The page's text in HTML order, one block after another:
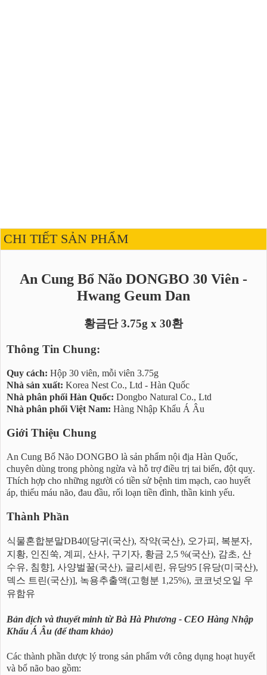
CHI TIẾT SẢN PHẨM
An Cung Bổ Não DONGBO 30 Viên -
Hwang Geum Dan
황금단 3.75g x 30환
Thông Tin Chung:
Quy cách: Hộp 30 viên, mỗi viên 3.75g
Nhà sản xuất: Korea Nest Co., Ltd - Hàn Quốc
Nhà phân phối Hàn Quốc: Dongbo Natural Co., Ltd
Nhà phân phối Việt Nam: Hàng Nhập Khẩu Á Âu
Giới Thiệu Chung
An Cung Bổ Não DONGBO là sản phẩm nội địa Hàn Quốc,
chuyên dùng trong phòng ngừa và hỗ trợ điều trị tai biến, đột quỵ.
Thích hợp cho những người có tiền sử bệnh tim mạch, cao huyết
áp, thiếu máu não, đau đầu, rối loạn tiền đình, thần kinh yếu.
Thành Phần
식물혼합분말DB40[당귀(국산), 작약(국산), 오가피, 복분자,
지황, 인진쑥, 계피, 산사, 구기자, 황금 2,5 %(국산), 감초, 산
수유, 침향], 사양벌꿀(국산), 글리세린, 유당95 [유당(미국산),
덱스 트린(국산)], 녹용추출액(고형분 1,25%), 코코넛오일 우
유함유
Bản dịch và thuyết minh từ Bà Hà Phương - CEO Hàng Nhập
Khẩu Á Âu (để tham khảo)
Các thành phần dược lý trong sản phẩm với công dụng hoạt huyết
và bổ não bao gồm: